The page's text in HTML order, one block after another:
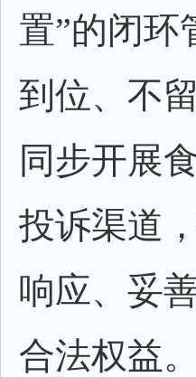
置”的闭环
到位、不
同步开展
投诉渠道
响应、妥
合法权益。